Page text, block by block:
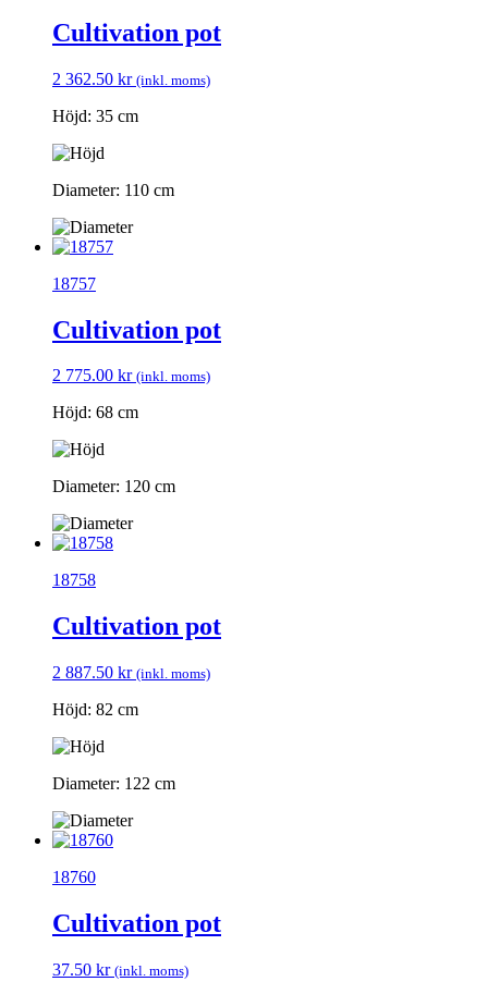
Cultivation pot
2 362.50 kr (inkl. moms)
Höjd: 35 cm
Diameter: 110 cm
18757
Cultivation pot
2 775.00 kr (inkl. moms)
Höjd: 68 cm
Diameter: 120 cm
18758
Cultivation pot
2 887.50 kr (inkl. moms)
Höjd: 82 cm
Diameter: 122 cm
18760
Cultivation pot
37.50 kr (inkl. moms)